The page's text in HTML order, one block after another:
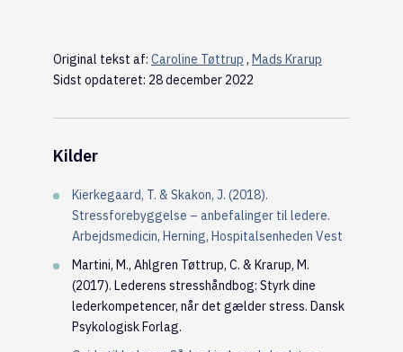
Original tekst af: Caroline Tøttrup , Mads Krarup
Sidst opdateret: 28 december 2022
Kilder
Kierkegaard, T. & Skakon, J. (2018).
Stressforebyggelse – anbefalinger til ledere.
Arbejdsmedicin, Herning, Hospitalsenheden Vest
Martini, M., Ahlgren Tøttrup, C. & Krarup, M.
(2017). Lederens stresshåndbog: Styrk dine
lederkompetencer, når det gælder stress. Dansk
Psykologisk Forlag.